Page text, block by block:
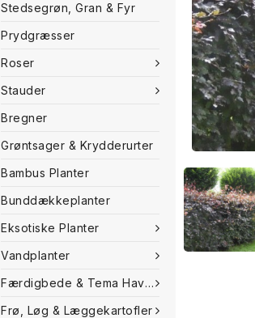
Stedsegrøn, Gran & Fyr
Prydgræsser
Roser
Stauder
Bregner
Grøntsager & Krydderurter
Bambus Planter
Bunddækkeplanter
Eksotiske Planter
Vandplanter
Færdigbede & Tema Haven
Frø, Løg & Læggekartofler